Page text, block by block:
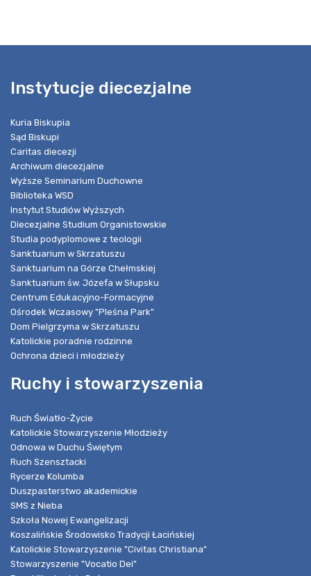
Instytucje diecezjalne
Kuria Biskupia
Sąd Biskupi
Caritas diecezji
Archiwum diecezjalne
Wyższe Seminarium Duchowne
Biblioteka WSD
Instytut Studiów Wyższych
Diecezjalne Studium Organistowskie
Studia podyplomowe z teologii
Sanktuarium w Skrzatuszu
Sanktuarium na Górze Chełmskiej
Sanktuarium św. Józefa w Słupsku
Centrum Edukacyjno-Formacyjne
Ośrodek Wczasowy "Pleśna Park"
Dom Pielgrzyma w Skrzatuszu
Katolickie poradnie rodzinne
Ochrona dzieci i młodzieży
Ruchy i stowarzyszenia
Ruch Światło-Życie
Katolickie Stowarzyszenie Młodzieży
Odnowa w Duchu Świętym
Ruch Szensztacki
Rycerze Kolumba
Duszpasterstwo akademickie
SMS z Nieba
Szkoła Nowej Ewangelizacji
Koszalińskie Środowisko Tradycji Łacińskiej
Katolickie Stowarzyszenie "Civitas Christiana"
Stowarzyszenie "Vocatio Dei"